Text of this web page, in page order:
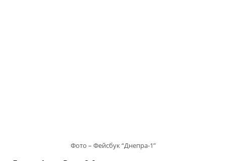
Фото – Фейсбук “Днепра-1”